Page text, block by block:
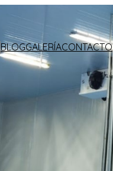
BLOGGALERÍACONTACTO